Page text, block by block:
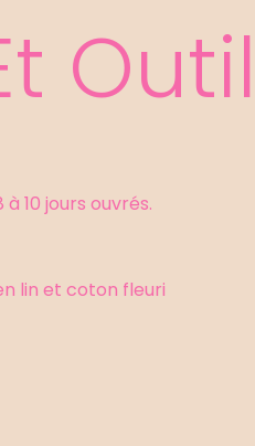
10 jours ouvrés.
lin et coton fleuri